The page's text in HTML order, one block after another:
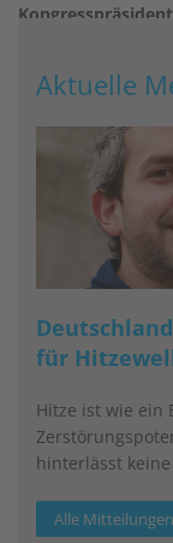
Kongresspräsident.
weiterlesen
Aktuelle
für
Hitze ist wie ein
hinterlässt
Alle Mitteilungen